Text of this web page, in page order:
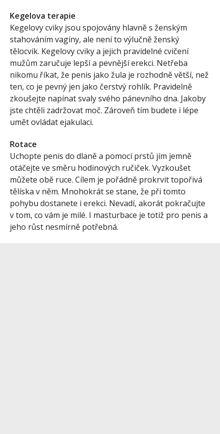
Kegelova terapie
Kegelovy cviky jsou spojovány hlavně s ženským
stahováním vagíny, ale není to výlučně ženský
tělocvik. Kegelovy cviky a jejich pravidelné cvičení
mužům zaručuje lepší a pevnější erekci. Netřeba
nikomu říkat, že penis jako žula je rozhodně větší, než
ten, co je pevný jen jako čerstvý rohlík. Pravidelně
zkoušejte napínat svaly svého pánevního dna. Jakoby
jste chtěli zadržovat moč. Zároveň tím budete i lépe
umět ovládat ejakulaci.
Rotace
Uchopte penis do dlaně a pomocí prstů jím jemně
otáčejte ve směru hodinových ručiček. Vyzkoušet
můžete obě ruce. Cílem je pořádně prokrvit topořivá
tělíska v něm. Mnohokrát se stane, že při tomto
pohybu dostanete i erekci. Nevadí, akorát pokračujte
v tom, co vám je milé. I masturbace je totiž pro penis a
jeho růst nesmírně potřebná.